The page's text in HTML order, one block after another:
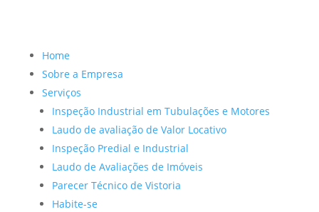
Home
Sobre a Empresa
Serviços
Inspeção Industrial em Tubulações e Motores
Laudo de avaliação de Valor Locativo
Inspeção Predial e Industrial
Laudo de Avaliações de Imóveis
Parecer Técnico de Vistoria
Habite-se